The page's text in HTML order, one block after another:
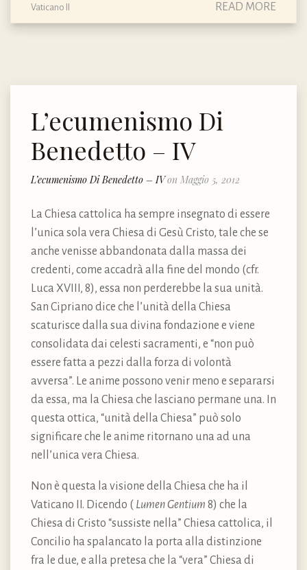
Vaticano II
READ MORE
L’ecumenismo Di
Benedetto – IV
L’ecumenismo Di Benedetto – IVon Maggio 5, 2012
La Chiesa cattolica ha sempre insegnato di essere
l’unica sola vera Chiesa di Gesù Cristo, tale che se
anche venisse abbandonata dalla massa dei
credenti, come accadrà alla fine del mondo (cfr.
Luca XVIII, 8), essa non perderebbe la sua unità.
San Cipriano dice che l’unità della Chiesa
scaturisce dalla sua divina fondazione e viene
consolidata dai celesti sacramenti, e “non può
essere fatta a pezzi dalla forza di volontà
avversa”. Le anime possono venir meno e separarsi
da essa, ma la Chiesa che lasciano permane una. In
questa ottica, “unità della Chiesa” può solo
significare che le anime ritornano una ad una
nell’unica vera Chiesa.
Non è questa la visione della Chiesa che ha il
Vaticano II. Dicendo ( Lumen Gentium 8) che la
Chiesa di Cristo “sussiste nella” Chiesa cattolica, il
Concilio ha spalancato la porta alla distinzione
fra le due, e alla pretesa che la “vera” Chiesa di